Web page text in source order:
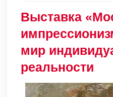
Выставка
мир
реальности